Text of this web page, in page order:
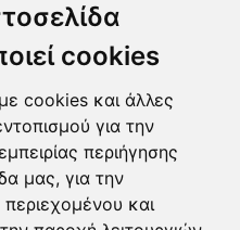
cookies
cookies και άλλες
για την
περιήγησης
μας, για την
και